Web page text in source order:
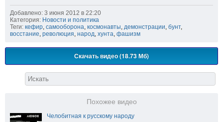
Добавлено: 3 июня 2012 в 22:20
Категория: Новости и политика
Теги: кефир, самооборона, космонавты, демонстрации, бунт,
восстание, революция, народ, хунта, фашизм
Скачать видео (18.73 Мб)
Похожее видео
Челобитная к русскому народу